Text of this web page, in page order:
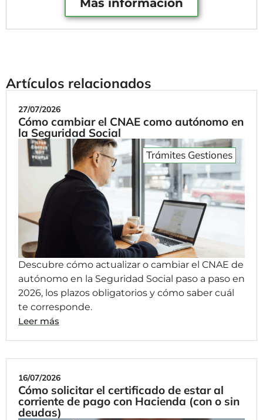
Más información
Artículos relacionados
27/07/2026
Cómo cambiar el CNAE como autónomo en
la Seguridad Social
Descubre cómo actualizar o cambiar el CNAE de
autónomo en la Seguridad Social paso a paso en
2026, los plazos obligatorios y cómo saber cuál
te corresponde.
Leer más
Trámites Gestiones
16/07/2026
Cómo solicitar el certificado de estar al
corriente de pago con Hacienda (con o sin
deudas)